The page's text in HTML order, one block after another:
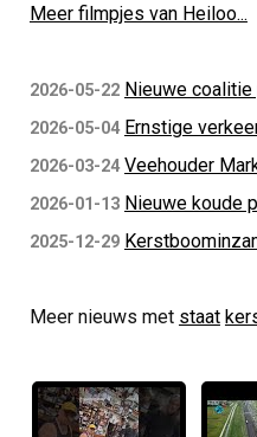
Meer filmpjes van Heiloo...
2026-05-22 Nieuwe coalitie
2026-05-04 Ernstige
2026-03-24 Veehouder
2026-01-13 Nieuwe koude
2025-12-29
Meer nieuws met staat